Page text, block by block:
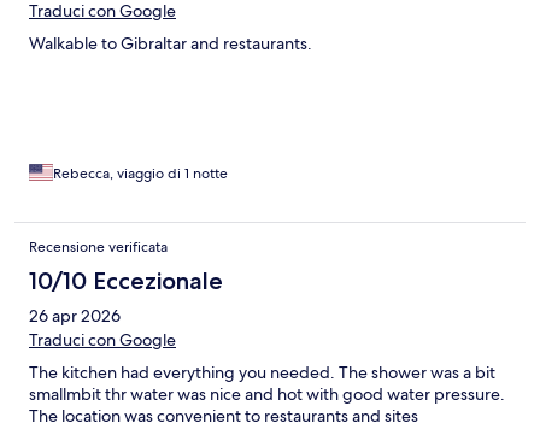
Traduci con Google
Walkable to Gibraltar and restaurants.
Rebecca, viaggio di 1 notte
Recensione verificata
10/10 Eccezionale
26 apr 2026
Traduci con Google
The kitchen had everything you needed. The shower was a bit
smallmbit thr water was nice and hot with good water pressure.
The location was convenient to restaurants and sites